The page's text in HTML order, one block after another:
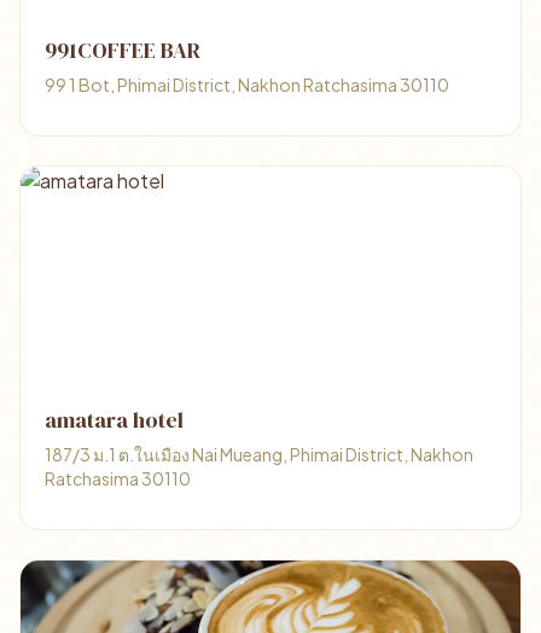
991COFFEE BAR
99 1 Bot, Phimai District, Nakhon Ratchasima 30110
amatara hotel
187/3 ม.1 ต.ในเมือง Nai Mueang, Phimai District, Nakhon
Ratchasima 30110